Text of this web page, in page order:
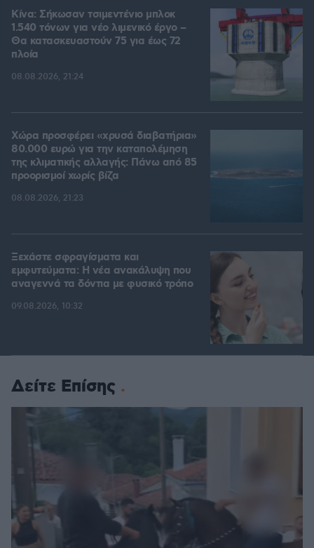
Κίνα: Σήκωσαν τσιμεντένιο μπλοκ
1.540 τόνων για νέο λιμενικό έργο –
Θα κατασκευαστούν 75 για έως 72
πλοία
08.08.2026, 21:24
Χώρα προσφέρει «χρυσά διαβατήρια»
80.000 ευρώ για την καταπολέμηση
της κλιματικής αλλαγής: Πάνω από 85
προορισμοί χωρίς βίζα
08.08.2026, 21:23
Ξεχάστε σφραγίσματα και
εμφυτεύματα: Η νέα ανακάλυψη που
αναγεννά τα δόντια με φυσικό τρόπο
09.08.2026, 10:32
Δείτε Επίσης